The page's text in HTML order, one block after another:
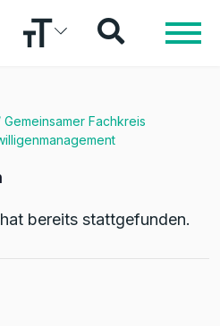
Gemeinsamer Fachkreis
bereits stattgefunden.